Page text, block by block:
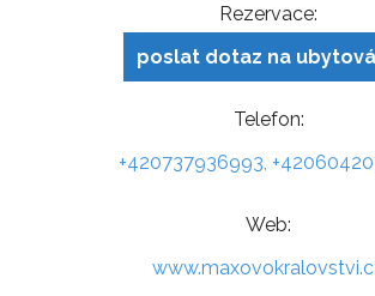
Rezervace:
poslat dotaz na
Telefon:
+420737936993,
Web: